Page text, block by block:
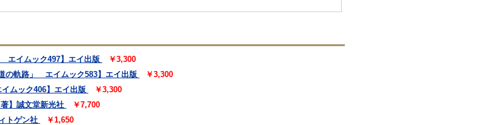
エイムック497】エイ出版
￥3,300
の軌路」 エイムック583】エイ出版
￥3,300
ムック406】エイ出版
￥3,300
】誠文堂新光社
￥7,700
トゲン社
￥1,650